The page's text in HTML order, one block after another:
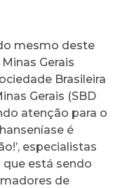
mesmo deste
Gerais
Brasileira
Gerais (SBD
atenção para o
hanseníase é
especialistas
está sendo
de